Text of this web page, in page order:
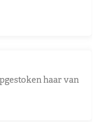
haar van